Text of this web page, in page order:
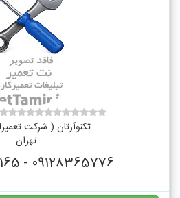
تکنوآرتان ( شرکت
تهران
09128365776 - 09367003165